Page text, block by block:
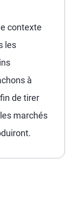
contexte
les
à
de tirer
marchés